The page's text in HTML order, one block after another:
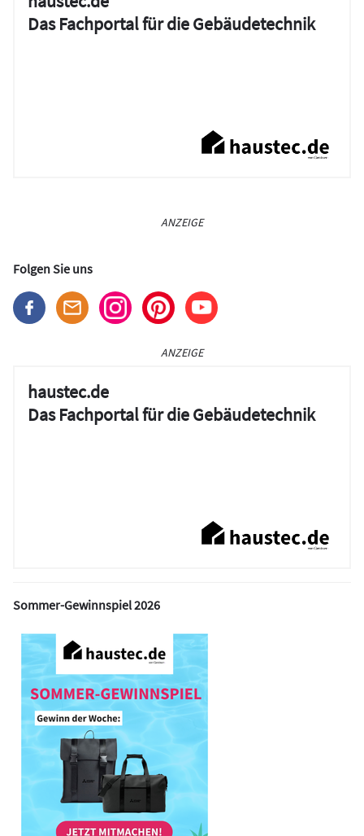
Das Fachportal für die Gebäudetechnik
ANZEIGE
Folgen Sie uns
ANZEIGE
haustec.de
Das Fachportal für die Gebäudetechnik
Sommer-Gewinnspiel 2026